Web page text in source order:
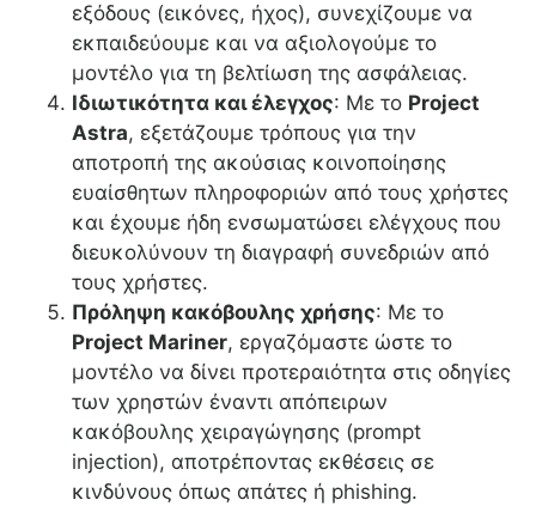
εξόδους (εικόνες, ήχος), συνεχίζουμε να
εκπαιδεύουμε και να αξιολογούμε το
μοντέλο για τη βελτίωση της ασφάλειας.
Ιδιωτικότητα και έλεγχος: Με το Project
Astra, εξετάζουμε τρόπους για την
αποτροπή της ακούσιας κοινοποίησης
ευαίσθητων πληροφοριών από τους χρήστες
και έχουμε ήδη ενσωματώσει ελέγχους που
διευκολύνουν τη διαγραφή συνεδριών από
τους χρήστες.
Πρόληψη κακόβουλης χρήσης: Με το
Project Mariner, εργαζόμαστε ώστε το
μοντέλο να δίνει προτεραιότητα στις οδηγίες
των χρηστών έναντι απόπειρων
κακόβουλης χειραγώγησης (prompt
injection), αποτρέποντας εκθέσεις σε
κινδύνους όπως απάτες ή phishing.